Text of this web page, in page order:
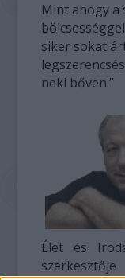
Mint ahogy a
siker sokat
neki bőven.”
Élet és